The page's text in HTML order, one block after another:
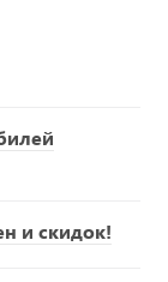
и скидок!